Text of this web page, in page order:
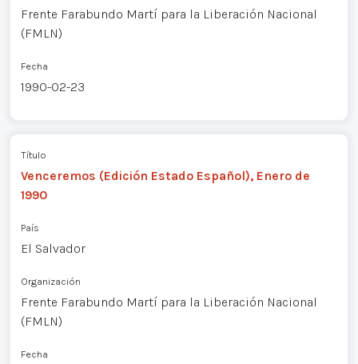
Frente Farabundo Martí para la Liberación Nacional
(FMLN)
Fecha
1990-02-23
Título
Venceremos (Edición Estado Español), Enero de
1990
País
El Salvador
Organización
Frente Farabundo Martí para la Liberación Nacional
(FMLN)
Fecha